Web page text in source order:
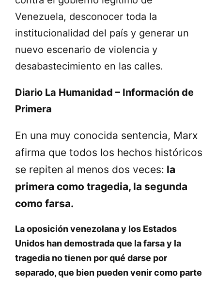
Venezuela, desconocer toda la
institucionalidad del país y generar un
nuevo escenario de violencia y
desabastecimiento en las calles.
Diario La Humanidad – Información de
Primera
En una muy conocida sentencia, Marx
afirma que todos los hechos históricos
se repiten al menos dos veces: la
primera como tragedia, la segunda
como farsa.
La oposición venezolana y los Estados
Unidos han demostrada que la farsa y la
tragedia no tienen por qué darse por
separado, que bien pueden venir como parte